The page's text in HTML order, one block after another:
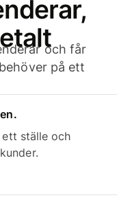
och får
på ett
ställe och